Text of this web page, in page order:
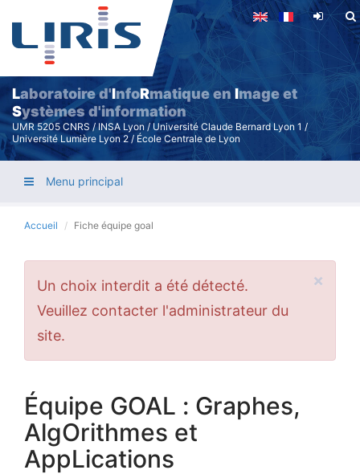
Aller
contenu
principal
Laboratoire d'InfoRmatique enImage et
Systèmes d'information
UMR 5205 CNRS / INSA Lyon / Université Claude Bernard Lyon 1 /
Université Lumière Lyon 2 / École Centrale de Lyon
Menu principal
Accueil Fiche équipe goal
×
Message
d'erreur
Un choix interdit a été détecté.
Veuillez contacter l'administrateur du
site.
Équipe GOAL : Graphes,
AlgOrithmes et
AppLications